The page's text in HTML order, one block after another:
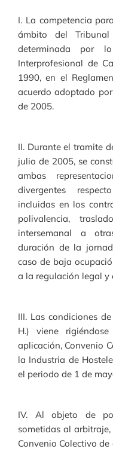
I. La competencia
ámbito del
determinada por
Interprofesional de
1990, en el
acuerdo adoptado
de 2005.
II. Durante el tramite
julio de 2005, se
ambas
divergentes
incluidas en los
polivalencia,
intersemanal a
duración de la
caso de baja
a la regulación legal y
III. Las condiciones
H.) viene
aplicación, Convenio
la Industria de
el periodo de 1 de
IV. Al objeto de
sometidas al
Convenio Colectivo